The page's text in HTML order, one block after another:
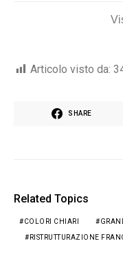
Articolo visto da:
SHARE
Related Topics
COLORI CHIARI
RISTRUTTURAZIONE